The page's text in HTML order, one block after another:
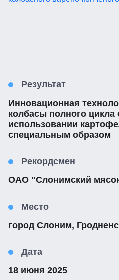
Результат
Инновационная
колбасы полного цикла
использовании
специальным образом
Рекордсмен
ОАО "Слонимский
Место
город Слоним,
Дата
18 июня 2025